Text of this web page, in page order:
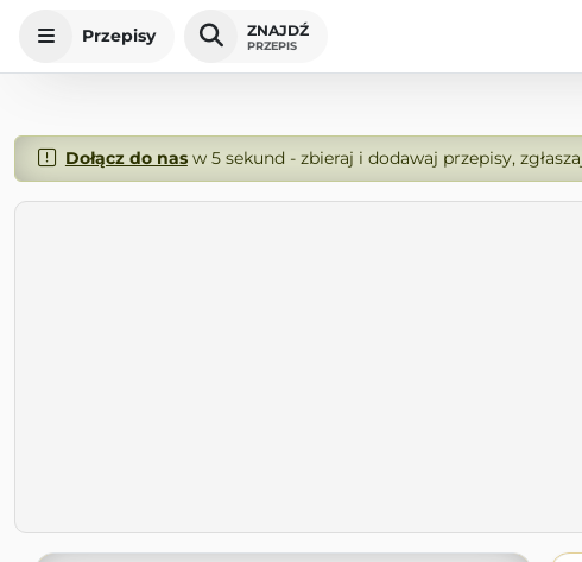
Przepisy ZNAJDŹ
PRZEPIS
Dołącz do nasw 5 sekund - zbieraj i dodawaj przepisy,